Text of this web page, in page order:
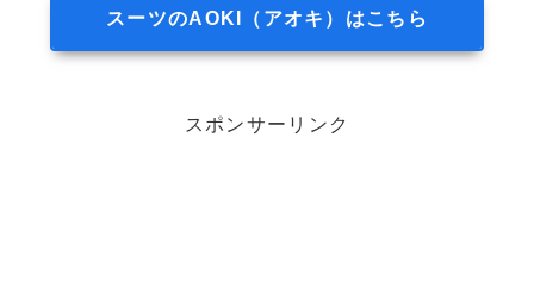
スーツのAOKI（アオキ）はこちら
スポンサーリンク